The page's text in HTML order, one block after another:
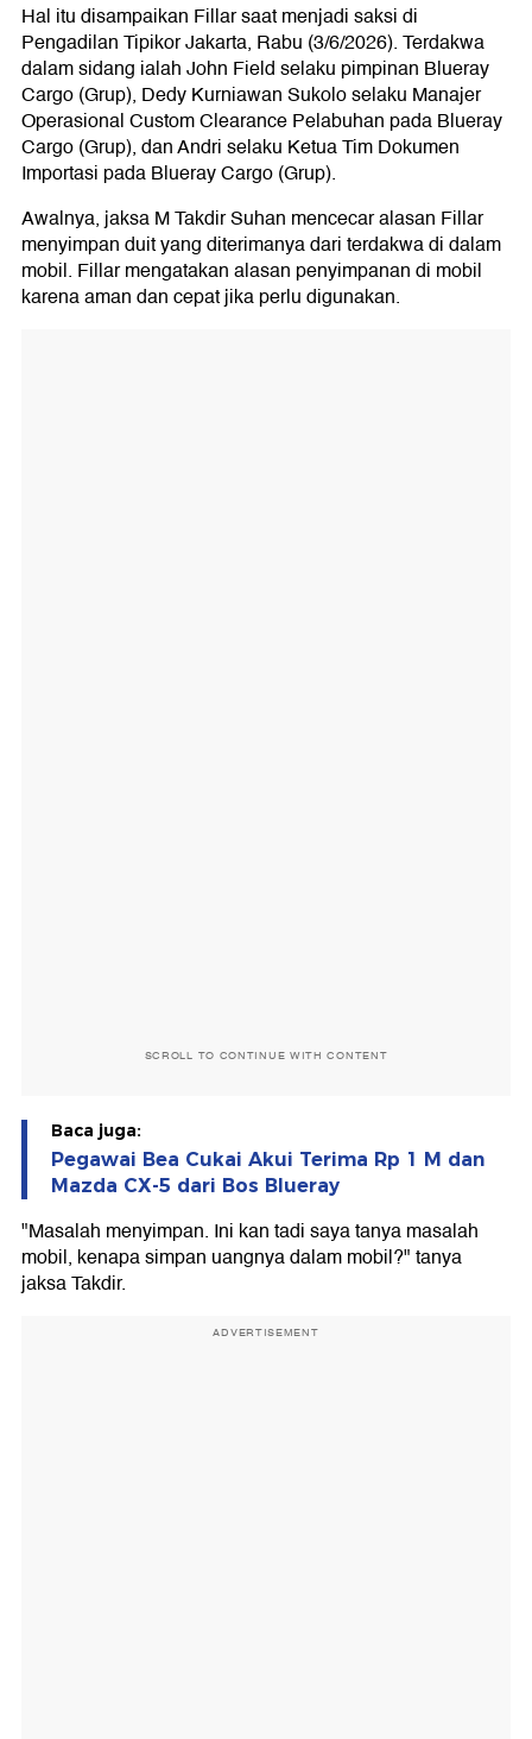
Hal itu disampaikan Fillar saat menjadi saksi di
Pengadilan Tipikor Jakarta, Rabu (3/6/2026). Terdakwa
dalam sidang ialah John Field selaku pimpinan Blueray
Cargo (Grup), Dedy Kurniawan Sukolo selaku Manajer
Operasional Custom Clearance Pelabuhan pada Blueray
Cargo (Grup), dan Andri selaku Ketua Tim Dokumen
Importasi pada Blueray Cargo (Grup).
Awalnya, jaksa M Takdir Suhan mencecar alasan Fillar
menyimpan duit yang diterimanya dari terdakwa di dalam
mobil. Fillar mengatakan alasan penyimpanan di mobil
karena aman dan cepat jika perlu digunakan.
SCROLL TO CONTINUE WITH CONTENT
Baca juga:
Pegawai Bea Cukai Akui Terima Rp 1 M dan
Mazda CX-5 dari Bos Blueray
"Masalah menyimpan. Ini kan tadi saya tanya masalah
mobil, kenapa simpan uangnya dalam mobil?" tanya
jaksa Takdir.
ADVERTISEMENT